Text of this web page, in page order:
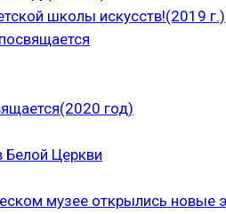
школы искусств!(2019 г.)
год)
Белой Церкви
музее открылись новые